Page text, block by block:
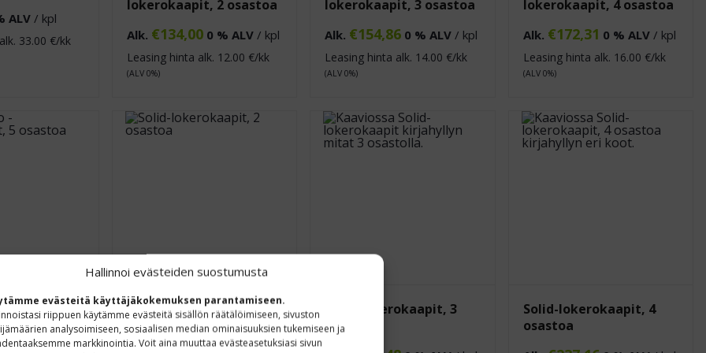
Hallinnoi evästeiden suostumusta
evästeitä käyttäjäkokemuksen parantamiseen.
riippuen käytämme evästeitä sisällön räätälöimiseen, sivuston
analysoimiseen, sosiaalisen median ominaisuuksien tukemiseen ja
markkinointia. Voit aina muuttaa evästeasetuksiasi sivun
ALV / kpl
33.00 €/kk
lokerokaapit, 2 osastoa
Alk. €134,00 0 % ALV/ kpl
Leasing hinta alk. 12.00 €/kk
(ALV 0%)
lokerokaapit, 3 osastoa
Alk. €154,86 0 % ALV / kpl
Leasing hinta alk. 14.00 €/kk
(ALV 0%)
lokerokaapit, 4 osastoa
Alk. €172,31 0 % ALV/ kpl
Leasing hinta alk. 16.00 €/kk
(ALV 0%)
5 osastoa
Solid-lokerokaapit, 2
osastoa
Solid-lokerokaapit, 3
osastoa
Solid-lokerokaapit, 4
osastoa